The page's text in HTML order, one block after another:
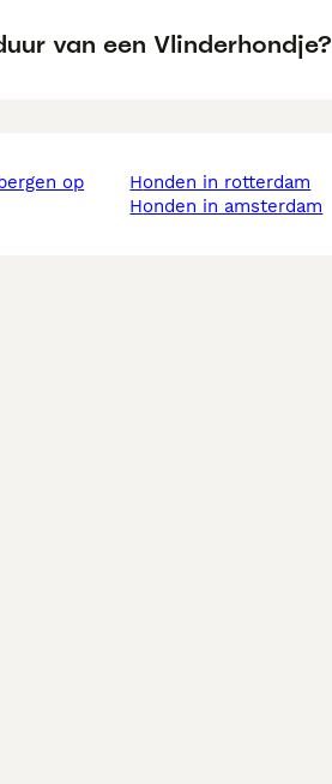
van een Vlinderhondje?
honden in rotterdam
honden in amsterdam